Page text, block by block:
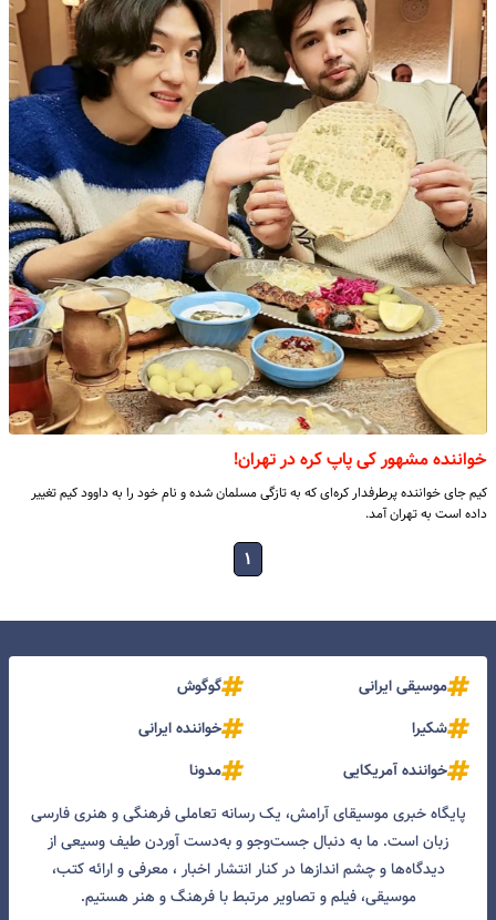
خواننده مشهور کى پاپ کره در تهران!
کیم جاى خواننده پرطرفدار کره‌اى که به تازگى مسلمان شده و نام خود را به داوود کیم تغییر
داده است به تهران آمد.
۱
موسیقی ایرانی
گوگوش
شکیرا
خواننده ایرانی
خواننده آمریکایی
مدونا
پایگاه خبری موسیقای آرامش، یک رسانه تعاملی فرهنگی و هنری فارسی
زبان است. ما به دنبال جست‌و‌جو و به‌دست آوردن طیف وسیعی از
دیدگاه‌ها و چشم انداز‌ها در کنار انتشار اخبار ، معرفی و ارائه کتب،
موسیقی، فیلم و تصاویر مرتبط با فرهنگ و هنر هستیم.